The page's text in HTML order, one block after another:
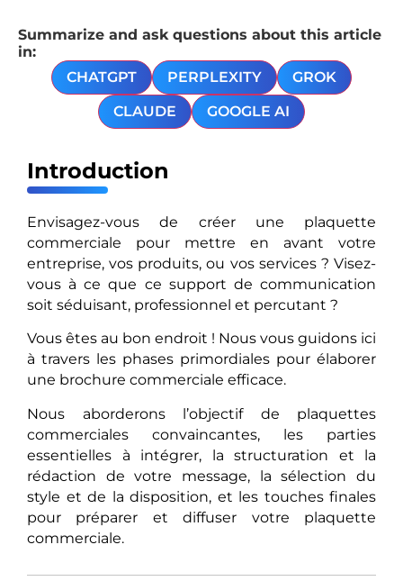
Summarize and ask questions about this article
in:
CHATGPT
PERPLEXITY
GROK
CLAUDE
GOOGLE AI
Introduction
Envisagez-vous de créer une plaquette
commerciale pour mettre en avant votre
entreprise, vos produits, ou vos services ? Visez-
vous à ce que ce support de communication
soit séduisant, professionnel et percutant ?
Vous êtes au bon endroit ! Nous vous guidons ici
à travers les phases primordiales pour élaborer
une brochure commerciale efficace.
Nous aborderons l’objectif de plaquettes
commerciales convaincantes, les parties
essentielles à intégrer, la structuration et la
rédaction de votre message, la sélection du
style et de la disposition, et les touches finales
pour préparer et diffuser votre plaquette
commerciale.